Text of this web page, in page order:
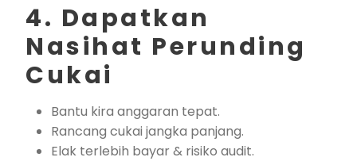
4. Dapatkan
Nasihat Perunding
Cukai
Bantu kira anggaran tepat.
Rancang cukai jangka panjang.
Elak terlebih bayar & risiko audit.